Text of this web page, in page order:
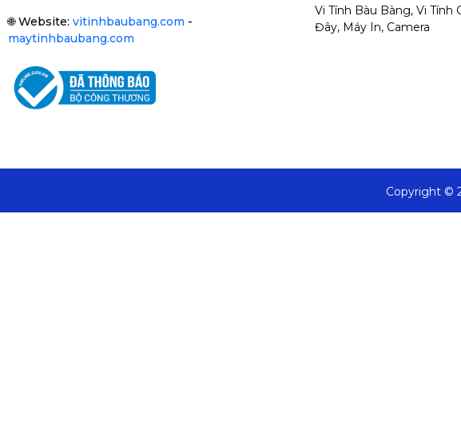
🌐Website: vitinhbaubang.com -
maytinhbaubang.com
Vi Tính Bàu Bàng, Vi Tính
Đây, Máy In, Camera
Copyright ©